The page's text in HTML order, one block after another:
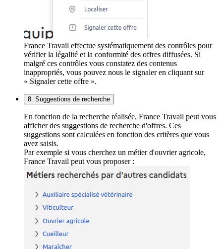
France Travail effectue systématiquement des contrôles pour
vérifier la légalité et la conformité des offres diffusées. Si
malgré ces contrôles vous constatez des contenus
inappropriés, vous pouvez nous le signaler en cliquant sur
« Signaler cette offre ».
8. Suggestions de recherche
En fonction de la recherche réalisée, France Travail peut vous
afficher des suggestions de recherche d'offres. Ces
suggestions sont calculées en fonction des critères que vous
avez saisis.
Par exemple si vous cherchez un métier d'ouvrier agricole,
France Travail peut vous proposer :